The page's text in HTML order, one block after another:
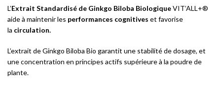
L’Extrait Standardisé de Ginkgo Biloba BiologiqueVIT’ALL+®
aide à maintenir les performances cognitives et favorise
la circulation.
L’extrait de Ginkgo Biloba Bio garantit une stabilité de dosage, et
une concentration en principes actifs supérieure à la poudre de
plante.